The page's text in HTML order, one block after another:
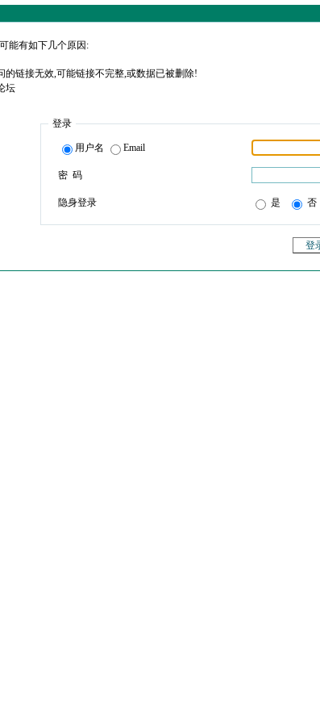
能有如下几个原因:
的链接无效,可能链接不完整,或数据已被删除!
坛
登录
用户名 Email
密 码
隐身登录 是 否